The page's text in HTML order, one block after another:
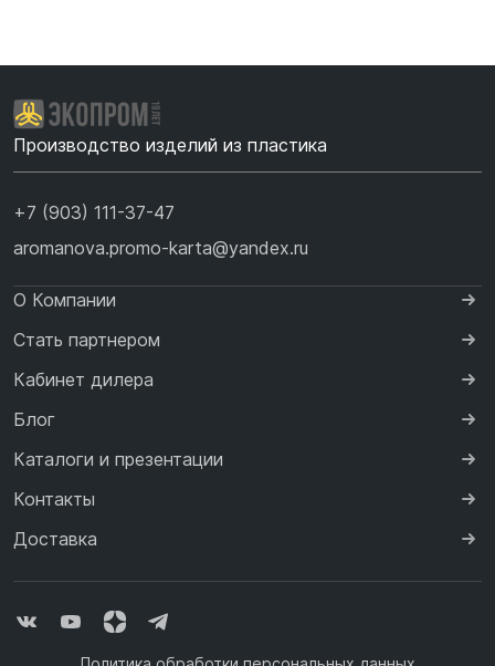
Производство изделий из пластика
+7 (903) 111-37-47
aromanova.promo-karta@yandex.ru
О Компании
Стать партнером
Кабинет дилера
Блог
Каталоги и презентации
Контакты
Доставка